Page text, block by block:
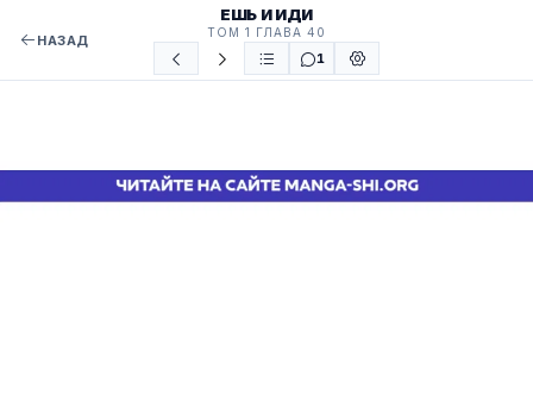
НАЗАД
ЕШЬ И ИДИ
ТОМ 1 ГЛАВА 40
1